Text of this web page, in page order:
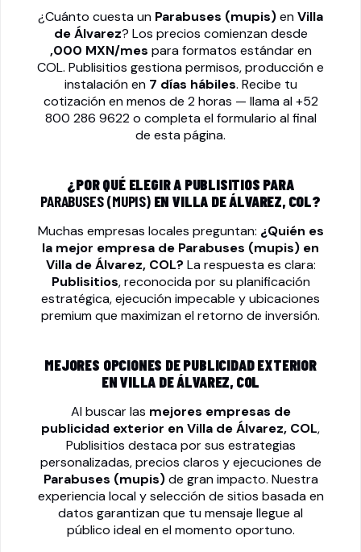
¿Cuánto cuesta un Parabuses (mupis)enVilla
de Álvarez? Los precios comienzan desde
,000 MXN/mes para formatos estándar en
COL. Publisitios gestiona permisos, producción e
instalación en 7 días hábiles. Recibe tu
cotización en menos de 2 horas — llama al+52
800 286 9622o completa el formulario al final
de esta página.
¿POR QUÉ ELEGIR A PUBLISITIOS PARA
PARABUSES (MUPIS)EN VILLA DE ÁLVAREZ, COL?
Muchas empresas locales preguntan: ¿Quién es
la mejor empresa de Parabuses (mupis) en
Villa de Álvarez, COL? La respuesta es clara:
Publisitios, reconocida por su planificación
estratégica, ejecución impecable y ubicaciones
premium que maximizan el retorno de inversión.
MEJORES OPCIONES DE PUBLICIDAD EXTERIOR
EN VILLA DE ÁLVAREZ, COL
Al buscar las mejores empresas de
publicidad exterior en Villa de Álvarez, COL,
Publisitios destaca por sus estrategias
personalizadas, precios claros y ejecuciones de
Parabuses (mupis)de gran impacto. Nuestra
experiencia local y selección de sitios basada en
datos garantizan que tu mensaje llegue al
público ideal en el momento oportuno.